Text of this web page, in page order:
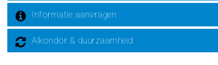
Informatie aanvragen
Alkondor & duurzaamheid